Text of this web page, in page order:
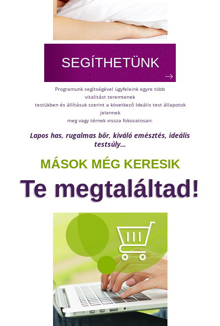
MÁSOK MÉG KERESIK
Te megtaláltad!